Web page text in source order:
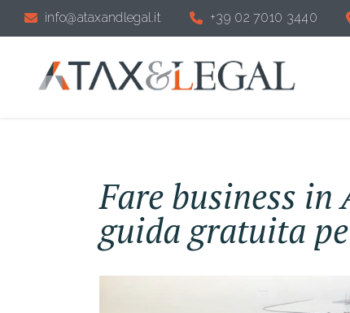
info@ataxandlegal.it +39 02 7010 3440
Fare business
guida gratuita